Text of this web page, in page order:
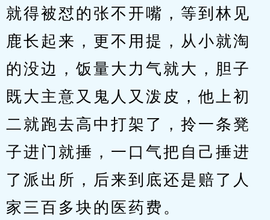
就得被怼的张不开嘴，等到林见
鹿长起来，更不用提，从小就淘
的没边，饭量大力气就大，胆子
既大主意又鬼人又泼皮，他上初
二就跑去高中打架了，拎一条凳
子进门就捶，一口气把自己捶进
了派出所，后来到底还是赔了人
家三百多块的医药费。